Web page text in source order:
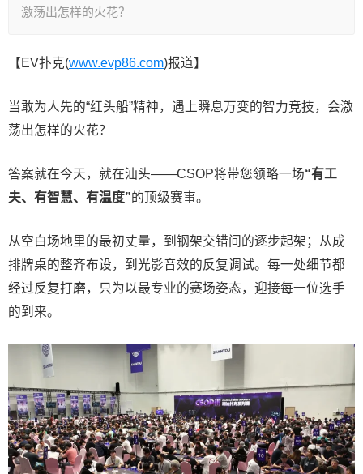
激荡出怎样的火花？
【EV扑克(www.evp86.com)报道】
当敢为人先的“红头船”精神，遇上瞬息万变的智力竞技，会激
荡出怎样的火花？
答案就在今天，就在汕头——CSOP将带您领略一场“有工
夫、有智慧、有温度”的顶级赛事。
从空白场地里的最初丈量，到钢架交错间的逐步起架；从成
排牌桌的整齐布设，到光影音效的反复调试。每一处细节都
经过反复打磨，只为以最专业的赛场姿态，迎接每一位选手
的到来。